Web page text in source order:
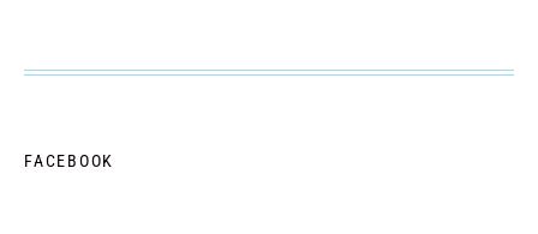
FACEBOOK